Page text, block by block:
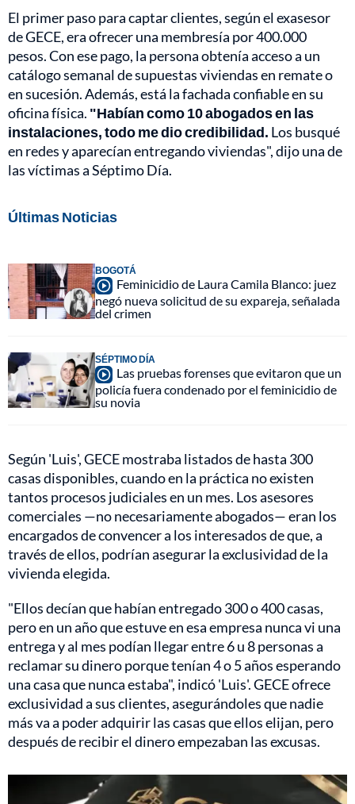
El primer paso para captar clientes, según el exasesor
de GECE, era ofrecer una membresía por 400.000
pesos. Con ese pago, la persona obtenía acceso a un
catálogo semanal de supuestas viviendas en remate o
en sucesión. Además, está la fachada confiable en su
oficina física. "Habían como 10 abogados en las
instalaciones, todo me dio credibilidad. Los busqué
en redes y aparecían entregando viviendas", dijo una de
las víctimas a Séptimo Día.
Últimas Noticias
BOGOTÁ
Feminicidio de Laura Camila Blanco: juez
negó nueva solicitud de su expareja, señalada
del crimen
SÉPTIMO DÍA
Las pruebas forenses que evitaron que un
policía fuera condenado por el feminicidio de
su novia
Según 'Luis', GECE mostraba listados de hasta 300
casas disponibles, cuando en la práctica no existen
tantos procesos judiciales en un mes. Los asesores
comerciales —no necesariamente abogados— eran los
encargados de convencer a los interesados de que, a
través de ellos, podrían asegurar la exclusividad de la
vivienda elegida.
"Ellos decían que habían entregado 300 o 400 casas,
pero en un año que estuve en esa empresa nunca vi una
entrega y al mes podían llegar entre 6 u 8 personas a
reclamar su dinero porque tenían 4 o 5 años esperando
una casa que nunca estaba", indicó 'Luis'. GECE ofrece
exclusividad a sus clientes, asegurándoles que nadie
más va a poder adquirir las casas que ellos elijan, pero
después de recibir el dinero empezaban las excusas.